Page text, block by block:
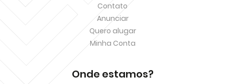
Contato
Anunciar
Quero alugar
Minha Conta
Onde estamos?